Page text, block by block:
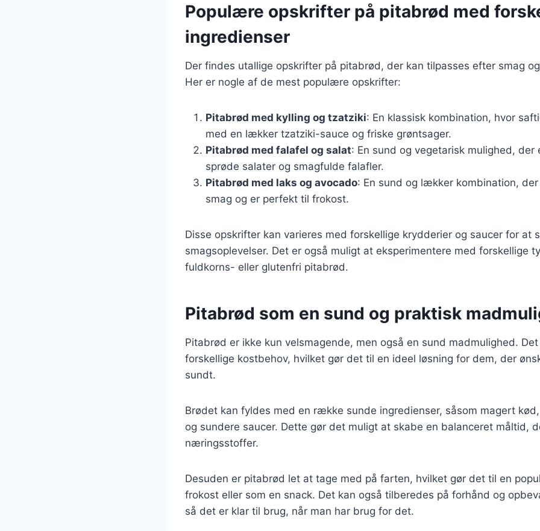
Populære opskrifter på pitabrød med
ingredienser
Der findes utallige opskrifter på pitabrød, der kan tilpasses efter smag
Her er nogle af de mest populære opskrifter:
Pitabrød med kylling og tzatziki: En klassisk kombination, hvor
med en lækker tzatziki-sauce og friske grøntsager.
Pitabrød med falafel og salat: En sund og vegetarisk mulighed, der
sprøde salater og smagfulde falafler.
Pitabrød med laks og avocado: En sund og lækker kombination,
smag og er perfekt til frokost.
Disse opskrifter kan varieres med forskellige krydderier og saucer for at
smagsoplevelser. Det er også muligt at eksperimentere med forskellige
fuldkorns- eller glutenfri pitabrød.
Pitabrød som en sund og praktisk
Pitabrød er ikke kun velsmagende, men også en sund madmulighed.
forskellige kostbehov, hvilket gør det til en ideel løsning for dem, der
sundt.
Brødet kan fyldes med en række sunde ingredienser, såsom magert
og sundere saucer. Dette gør det muligt at skabe en balanceret måltid,
næringsstoffer.
Desuden er pitabrød let at tage med på farten, hvilket gør det til en
frokost eller som en snack. Det kan også tilberedes på forhånd og
så det er klar til brug, når man har brug for det.